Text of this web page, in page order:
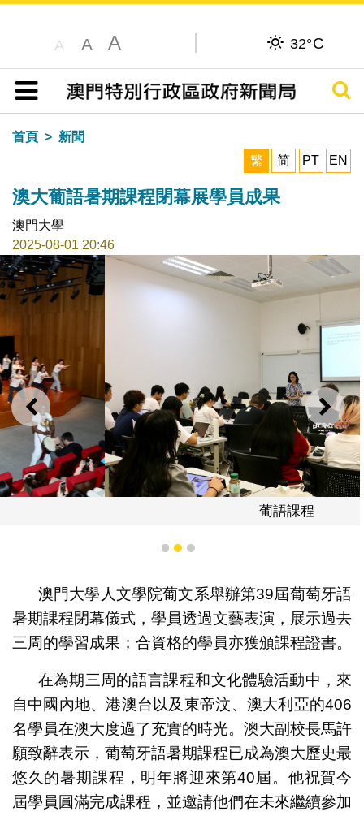
A A A 32°C
目錄
搜尋
首頁
新聞
繁
简 PT EN
澳大葡語暑期課程閉幕展學員成果
澳門大學
2025-08-01 20:46
上一則 下一
1 2 3
澳門大學人文學院葡文系舉辦第39屆葡萄牙語
暑期課程閉幕儀式，學員透過文藝表演，展示過去
三周的學習成果；合資格的學員亦獲頒課程證書。
在為期三周的語言課程和文化體驗活動中，來
自中國內地、港澳台以及東帝汶、澳大利亞的406
名學員在澳大度過了充實的時光。澳大副校長馬許
願致辭表示，葡萄牙語暑期課程已成為澳大歷史最
悠久的暑期課程，明年將迎來第40屆。他祝賀今
屆學員圓滿完成課程，並邀請他們在未來繼續參加